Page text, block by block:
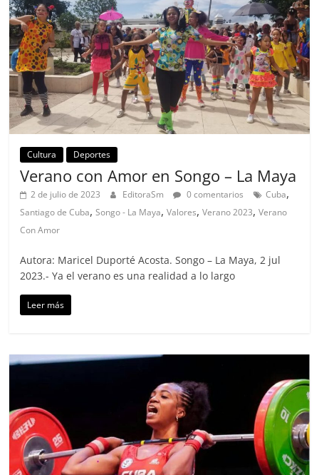
Cultura Deportes
Verano con Amor en Songo – La Maya
2 de julio de 2023 EditoraSm 0 comentarios Cuba,
Santiago de Cuba,Songo - La Maya,Valores,Verano 2023,Verano
Con Amor
Autora: Maricel Duporté Acosta. Songo – La Maya, 2 jul
2023.- Ya el verano es una realidad a lo largo
Leer más